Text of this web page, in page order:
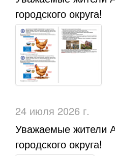
городского округа!
24 июля 2026 г.
Уважаемые жители
городского округа!